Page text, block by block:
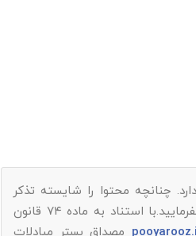
چنانچه محتوا را شایسته تذکر
پیامک بفرمایید.با استناد به ماده ۷۴ قانون
مصداق بستر مبادلات